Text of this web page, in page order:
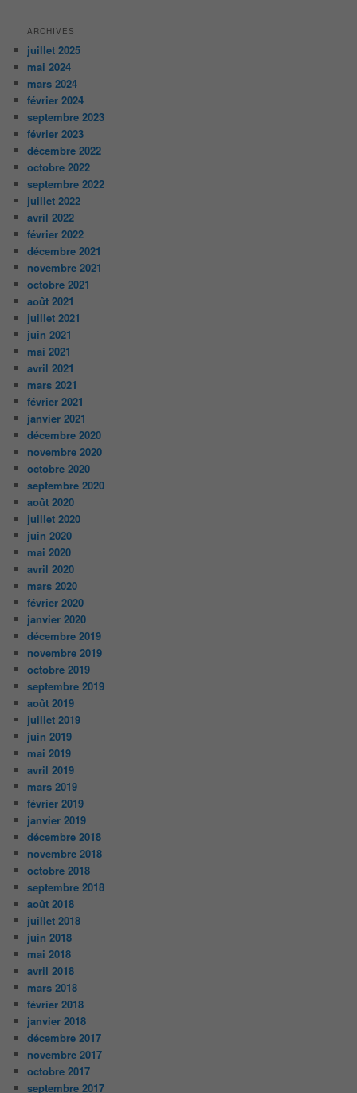
ARCHIVES
juillet 2025
mai 2024
mars 2024
février 2024
septembre 2023
février 2023
décembre 2022
octobre 2022
septembre 2022
juillet 2022
avril 2022
février 2022
décembre 2021
novembre 2021
octobre 2021
août 2021
juillet 2021
juin 2021
mai 2021
avril 2021
mars 2021
février 2021
janvier 2021
décembre 2020
novembre 2020
octobre 2020
septembre 2020
août 2020
juillet 2020
juin 2020
mai 2020
avril 2020
mars 2020
février 2020
janvier 2020
décembre 2019
novembre 2019
octobre 2019
septembre 2019
août 2019
juillet 2019
juin 2019
mai 2019
avril 2019
mars 2019
février 2019
janvier 2019
décembre 2018
novembre 2018
octobre 2018
septembre 2018
août 2018
juillet 2018
juin 2018
mai 2018
avril 2018
mars 2018
février 2018
janvier 2018
décembre 2017
novembre 2017
octobre 2017
septembre 2017